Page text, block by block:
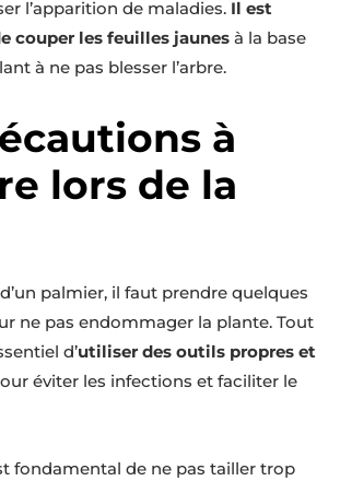
l’apparition de maladies. Il est
couper les feuilles jaunes à la base
à ne pas blesser l’arbre.
à
lors de la
palmier, il faut prendre quelques
ne pas endommager la plante. Tout
d’utiliser des outils propres et
éviter les infections et faciliter le
fondamental de ne pas tailler trop